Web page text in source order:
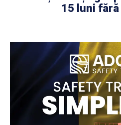
15 luni